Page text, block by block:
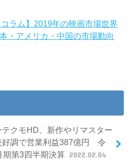
コラム】2019年の映画市場世界
・アメリカ・中国の市場動向
テクモHD、新作やリマスター
好調で営業利益387億円 令
期第3四半期決算 2022.02.04